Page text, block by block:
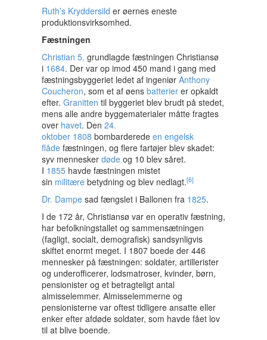
Ruth’s Kryddersild er øernes eneste
produktionsvirksomhed.
Fæstningen
Christian 5. grundlagde fæstningen Christiansø
i 1684. Der var op imod 450 mand i gang med
fæstningsbyggeriet ledet af ingeniør Anthony
Coucheron, som et af øens batterier er opkaldt
efter. Granitten til byggeriet blev brudt på stedet,
mens alle andre byggematerialer måtte fragtes
over havet. Den 24.
oktober 1808 bombarderede en engelsk
flåde fæstningen, og flere fartøjer blev skadet:
syv mennesker døde og 10 blev såret.
I 1855 havde fæstningen mistet
sin militære betydning og blev nedlagt.[6]
Dr. Dampe sad fængslet i Ballonen fra 1825.
I de 172 år, Christiansø var en operativ fæstning,
har befolkningstallet og sammensætningen
(fagligt, socialt, demografisk) sandsynligvis
skiftet enormt meget. I 1807 boede der 446
mennesker på fæstningen: soldater, artillerister
og underofficerer, lodsmatroser, kvinder, børn,
pensionister og et betragteligt antal
almisselemmer. Almisselemmerne og
pensionisterne var oftest tidligere ansatte eller
enker efter afdøde soldater, som havde fået lov
til at blive boende.